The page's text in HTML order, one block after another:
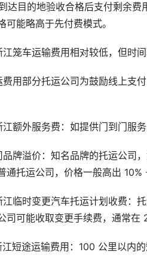
达目的地验收合格后支付剩余
可能略高于先付费模式。
笼车运输费用相对较低，但时
费用部分托运公司为鼓励线上支
额外服务费：如提供门到门服
牌溢价：知名品牌的托运公司
通托运公司，价格一般高出
临时变更汽车托运计划收费：
司可能收取变更手续费，通常在
短途运输费用：100 公里以内